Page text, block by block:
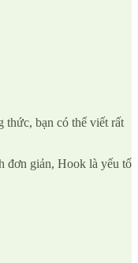
thức, bạn có thể viết rất
đơn giản, Hook là yếu tố